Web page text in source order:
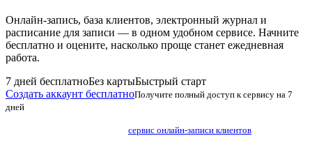
Онлайн-запись, база клиентов, электронный журнал и
расписание для записи — в одном удобном сервисе. Начните
бесплатно и оцените, насколько проще станет ежедневная
работа.
7 дней бесплатноБез картыБыстрый старт
Создать аккаунт бесплатноПолучите полный доступ к сервису на 7
дней
сервис онлайн-записи клиентов